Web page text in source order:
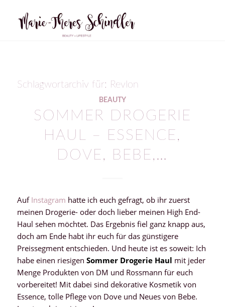
Schlagwortarchiv für: Revlon
BEAUTY
SOMMER DROGERIE
HAUL – ESSENCE,
DOVE, BEBE,…
Auf Instagram hatte ich euch gefragt, ob ihr zuerst
meinen Drogerie- oder doch lieber meinen High End-
Haul sehen möchtet. Das Ergebnis fiel ganz knapp aus,
doch am Ende habt ihr euch für das günstigere
Preissegment entschieden. Und heute ist es soweit: Ich
habe einen riesigen Sommer Drogerie Haul mit jeder
Menge Produkten von DM und Rossmann für euch
vorbereitet! Mit dabei sind dekorative Kosmetik von
Essence, tolle Pflege von Dove und Neues von Bebe.